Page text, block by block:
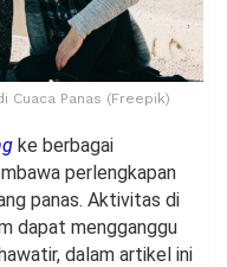
Cuaca Panas (Freepik)
ke berbagai
perlengkapan
panas. Aktivitas di
dapat mengganggu
dalam artikel ini